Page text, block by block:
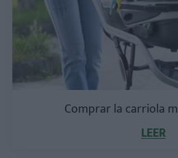
Comprar la carriola
LEER